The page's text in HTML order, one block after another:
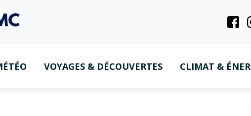
VOYAGES & DÉCOUVERTES CLIMAT &